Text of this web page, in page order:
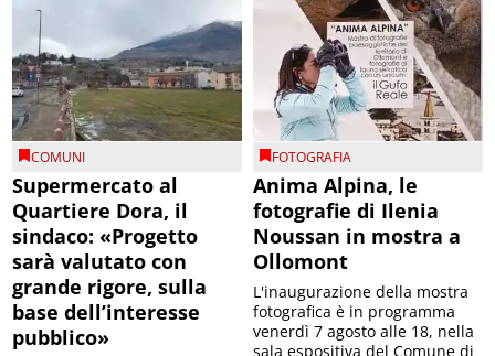
COMUNI
Supermercato al
Quartiere Dora, il
sindaco: «Progetto
sarà valutato con
grande rigore, sulla
base dell’interesse
pubblico»
FOTOGRAFIA
Anima Alpina, le
fotografie di Ilenia
Noussan in mostra a
Ollomont
L'inaugurazione della mostra
fotografica è in programma
venerdì 7 agosto alle 18, nella
sala espositiva del Comune di